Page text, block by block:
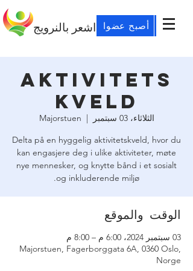
اشعر بالنرويج أصبح عضوا
Aktivitets
kveld
الثلاثاء، 03 سبتمبر
  |
Majorstuen
Delta på en hyggelig aktivitetskveld, hvor du
kan engasjere deg i ulike aktiviteter, møte
nye mennesker, og knytte bånd i et sosialt
og inkluderende miljø.
الوقت والموقع
03 سبتمبر 2024، 6:00 م – 8:00 م
Majorstuen, Fagerborggata 6A, 0360 Oslo,
Norge